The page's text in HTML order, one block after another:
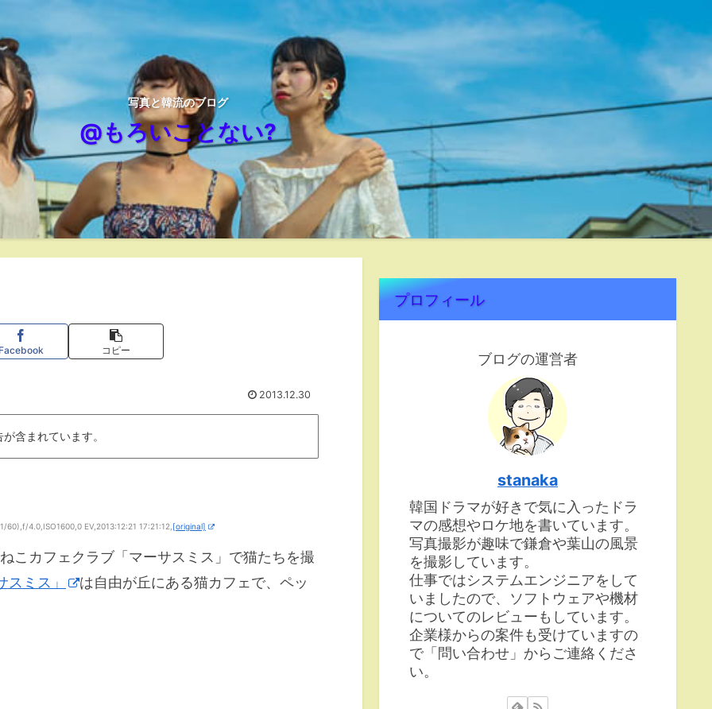
写真と韓流のブログ
@もろいことない?
コピー
2013.12.30
含まれています。
4.0,ISO1600,0 EV,2013:12:21 17:21:12, [original]
こカフェクラブ「マーサスミス」で猫たちを撮
ミス」
は自由が丘にある猫カフェで、ペッ
プロフィール
ブログの運営者
stanaka
韓国ドラマが好きで気に入ったドラ
マの感想やロケ地を書いています。
写真撮影が趣味で鎌倉や葉山の風景
を撮影しています。
仕事ではシステムエンジニアをして
いましたので、ソフトウェアや機材
についてのレビューもしています。
企業様からの案件も受けていますの
で「問い合わせ」からご連絡くださ
い。